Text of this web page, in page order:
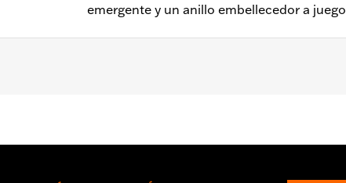
emergente y un anillo embellecedor a juego